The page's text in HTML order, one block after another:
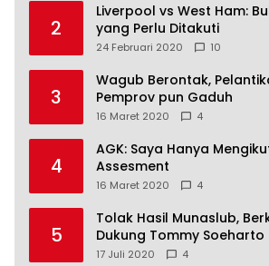
2
Liverpool vs West Ham:
yang Perlu Ditakuti
24 Februari 2020 10
3
Wagub Berontak,
Pemprov pun Gaduh
16 Maret 2020 4
4
AGK: Saya Hanya
Assesment
16 Maret 2020 4
5
Tolak Hasil Munaslub,
Dukung Tommy Soeharto
17 Juli 2020 4